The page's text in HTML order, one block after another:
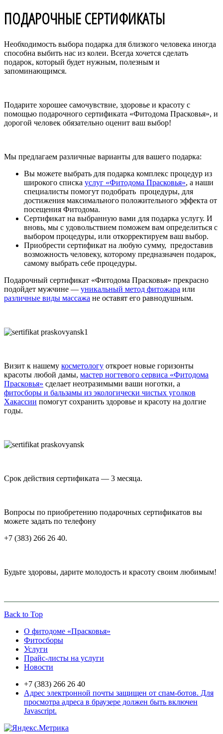
ПОДАРОЧНЫЕ СЕРТИФИКАТЫ
Необходимость выбора подарка для близкого человека иногда
способна выбить нас из колеи. Всегда хочется сделать
подарок, который будет нужным, полезным и
запоминающимся.
Подарите хорошее самочувствие, здоровье и красоту с
помощью подарочного сертификата «Фитодома Прасковья», и
дорогой человек обязательно оценит ваш выбор!
Мы предлагаем различные варианты для вашего подарка:
Вы можете выбрать для подарка комплекс процедур из
широкого списка услуг «Фитодома Прасковья», а наши
специалисты помогут подобрать процедуры, для
достижения максимального положительного эффекта от
посещения Фитодома.
Сертификат на выбранную вами для подарка услугу. И
вновь, мы с удовольствием поможем вам определиться с
выбором процедуры, или откорректируем ваш выбор.
Приобрести сертификат на любую сумму, предоставив
возможность человеку, которому предназначен подарок,
самому выбрать себе процедуры.
Подарочный сертификат «Фитодома Прасковья» прекрасно
подойдет мужчине — уникальный метод фитожара или
различные виды массажа не оставят его равнодушным.
Визит к нашему косметологу откроет новые горизонты
красоты любой дамы, мастер ногтевого сервиса «Фитодома
Прасковья» сделает неотразимыми ваши ноготки, а
фитосборы и бальзамы из экологически чистых уголков
Хакассии помогут сохранить здоровье и красоту на долгие
годы.
Срок действия сертификата — 3 месяца.
Вопросы по приобретению подарочных сертификатов вы
можете задать по телефону
+7 (383) 266 26 40.
Будьте здоровы, дарите молодость и красоту своим любимым!
Back to Top
О фитодоме «Прасковья»
Фитосборы
Услуги
Прайс-листы на услуги
Новости
+7 (383) 266 26 40
Адрес электронной почты защищен от спам-ботов. Для
просмотра адреса в браузере должен быть включен
Javascript.